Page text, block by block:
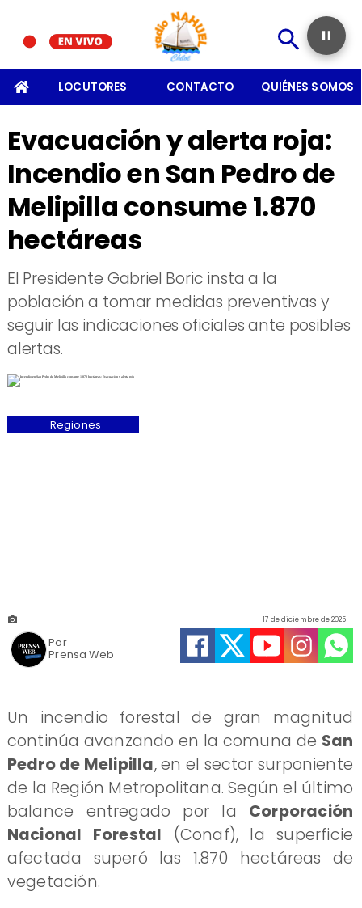
LOCUTORES CONTACTO QUIÉNES SOMOS
Evacuación y alerta roja:
Incendio en San Pedro de
Melipilla consume 1.870
hectáreas
El Presidente Gabriel Boric insta a la
población a tomar medidas preventivas y
seguir las indicaciones oficiales ante posibles
alertas.
Prensa Web
17 de diciembre de 2025
Regiones
Por
Un incendio forestal de gran magnitud
continúa avanzando en la comuna de San
Pedro de Melipilla, en el sector surponiente
de la Región Metropolitana. Según el último
balance entregado por la Corporación
Nacional Forestal (Conaf), la superficie
afectada superó las 1.870 hectáreas de
vegetación.